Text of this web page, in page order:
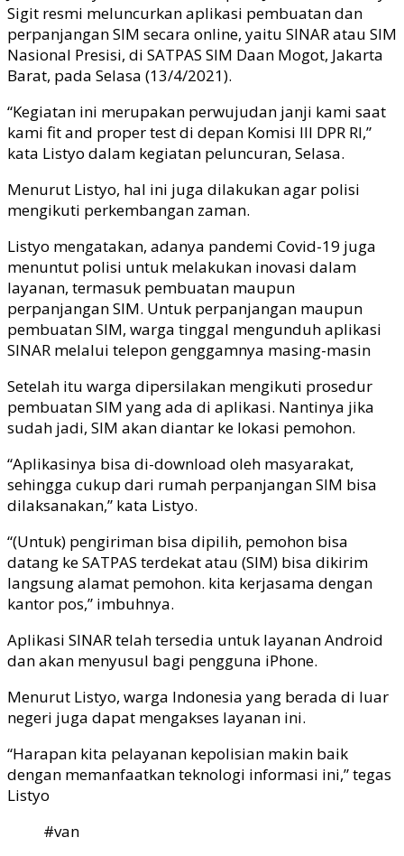
Sigit resmi meluncurkan aplikasi pembuatan dan
perpanjangan SIM secara online, yaitu SINAR atau SIM
Nasional Presisi, di SATPAS SIM Daan Mogot, Jakarta
Barat, pada Selasa (13/4/2021).
“Kegiatan ini merupakan perwujudan janji kami saat
kami fit and proper test di depan Komisi III DPR RI,”
kata Listyo dalam kegiatan peluncuran, Selasa.
Menurut Listyo, hal ini juga dilakukan agar polisi
mengikuti perkembangan zaman.
Listyo mengatakan, adanya pandemi Covid-19 juga
menuntut polisi untuk melakukan inovasi dalam
layanan, termasuk pembuatan maupun
perpanjangan SIM. Untuk perpanjangan maupun
pembuatan SIM, warga tinggal mengunduh aplikasi
SINAR melalui telepon genggamnya masing-masin
Setelah itu warga dipersilakan mengikuti prosedur
pembuatan SIM yang ada di aplikasi. Nantinya jika
sudah jadi, SIM akan diantar ke lokasi pemohon.
“Aplikasinya bisa di-download oleh masyarakat,
sehingga cukup dari rumah perpanjangan SIM bisa
dilaksanakan,” kata Listyo.
“(Untuk) pengiriman bisa dipilih, pemohon bisa
datang ke SATPAS terdekat atau (SIM) bisa dikirim
langsung alamat pemohon. kita kerjasama dengan
kantor pos,” imbuhnya.
Aplikasi SINAR telah tersedia untuk layanan Android
dan akan menyusul bagi pengguna iPhone.
Menurut Listyo, warga Indonesia yang berada di luar
negeri juga dapat mengakses layanan ini.
“Harapan kita pelayanan kepolisian makin baik
dengan memanfaatkan teknologi informasi ini,” tegas
Listyo
#van